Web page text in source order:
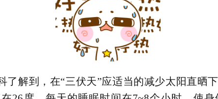
了解到，在“三伏天”应适当的减少太阳直晒